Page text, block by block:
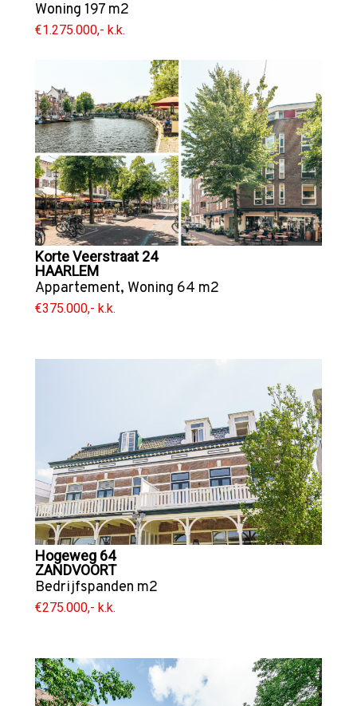
Woning 197 m2
€1.275.000,- k.k.
Korte Veerstraat 24
HAARLEM
Appartement, Woning 64 m2
€375.000,- k.k.
Hogeweg 64
ZANDVOORT
Bedrijfspanden m2
€275.000,- k.k.